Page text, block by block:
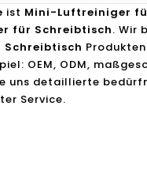
ist Mini-Luftreiniger
für Schreibtisch. Wir
OEM, ODM,
uns detaillierte
Service.